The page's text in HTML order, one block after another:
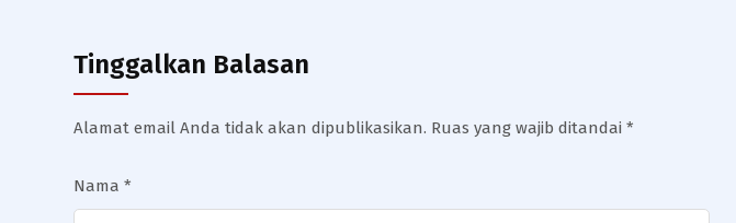
Tinggalkan Balasan
Alamat email Anda tidak akan dipublikasikan. Ruas yang wajib ditandai *
Nama *